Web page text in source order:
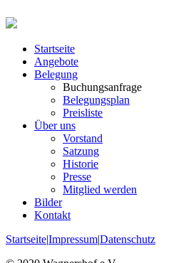
Startseite
Angebote
Belegung
Buchungsanfrage
Belegungsplan
Preisliste
Über uns
Vorstand
Satzung
Historie
Presse
Mitglied werden
Bilder
Kontakt
Startseite|Impressum|Datenschutz